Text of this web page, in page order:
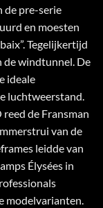
de pre-serie
en moesten
Tegelijkertijd
de windtunnel. De
ideale
luchtweerstand.
de Fransman
van de
leidde van
Élysées in
modelvarianten.